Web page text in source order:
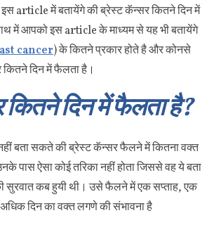
इस article में बतायेंगे की ब्रेस्ट कॅन्सर कितने दिन में
में आपको इस article के माध्यम से यह भी बतायेंगे
cancer) के कितने प्रकार होते है और कोनसे
दिन में फैलता है।
दिन में फैलता है?
बता सकते की ब्रेस्ट कॅन्सर फैलने में कितना वक्त
पास ऐसा कोई तरिका नहीं होता जिससे वह ये बता
सुरवात कब हुयी थी। उसे फैलने में एक सप्ताह, एक
दिन का वक्त लगणे की संभावना है